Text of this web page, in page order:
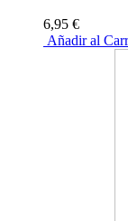
6,95 €
Añadir al